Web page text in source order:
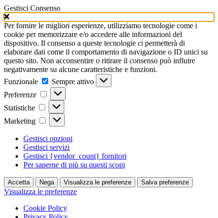
Gestisci Consenso
Per fornire le migliori esperienze, utilizziamo tecnologie come i
cookie per memorizzare e/o accedere alle informazioni del
dispositivo. Il consenso a queste tecnologie ci permetterà di
elaborare dati come il comportamento di navigazione o ID unici su
questo sito. Non acconsentire o ritirare il consenso può influire
negativamente su alcune caratteristiche e funzioni.
Funzionale
Funzionale
Sempre attivo
Preferenze
Preferenze
Statistiche Statistiche
Marketing Marketing
Gestisci opzioni
Gestisci servizi
Gestisci {vendor_count} fornitori
Per saperne di più su questi scopi
Accetta Nega Visualizza le preferenze Salva preferenze
Visualizza le preferenze
Cookie Policy